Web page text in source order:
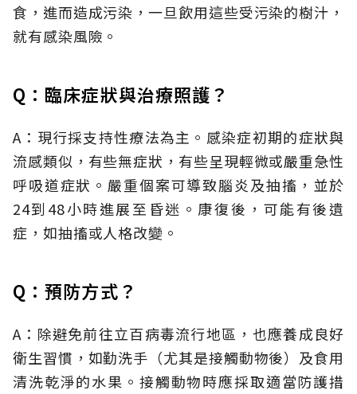
食，進而造成污染，一旦飲用這些受污染的樹汁，
就有感染風險。
Q：臨床症狀與治療照護？
A：現行採支持性療法為主。感染症初期的症狀與
流感類似，有些無症狀，有些呈現輕微或嚴重急性
呼吸道症狀。嚴重個案可導致腦炎及抽搐，並於
24到48小時進展至昏迷。康復後，可能有後遺
症，如抽搐或人格改變。
Q：預防方式？
A：除避免前往立百病毒流行地區，也應養成良好
衛生習慣，如勤洗手（尤其是接觸動物後）及食用
清洗乾淨的水果。接觸動物時應採取適當防護措